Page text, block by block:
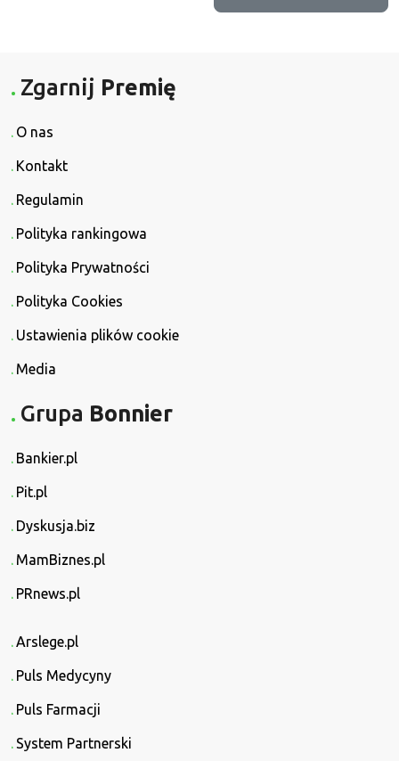
Zgarnij Premię
O nas
Kontakt
Regulamin
Polityka rankingowa
Polityka Prywatności
Polityka Cookies
Ustawienia plików cookie
Media
Grupa Bonnier
Bankier.pl
Pit.pl
Dyskusja.biz
MamBiznes.pl
PRnews.pl
Arslege.pl
Puls Medycyny
Puls Farmacji
System Partnerski